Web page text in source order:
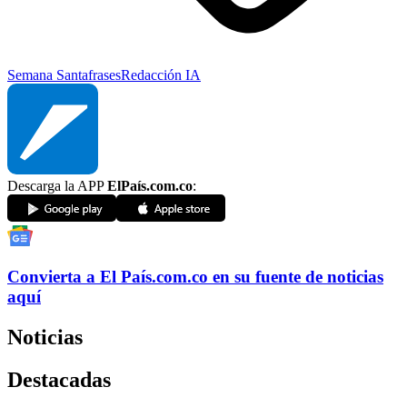
Semana SantafrasesRedacción IA
Descarga la APPElPaís.com.co:
Convierta a El País.com.co en su fuente de noticias
aquí
Noticias
Destacadas